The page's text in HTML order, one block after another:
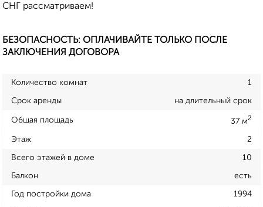
СНГ рассматриваем!
БЕЗОПАСНОСТЬ: ОПЛАЧИВАЙТЕ ТОЛЬКО ПОСЛЕ
ЗАКЛЮЧЕНИЯ ДОГОВОРА
Количество комнат 1
Срок аренды на длительный срок
Общая площадь 37 м2
Этаж 2
Всего этажей в доме 10
Балкон есть
Год постройки дома 1994